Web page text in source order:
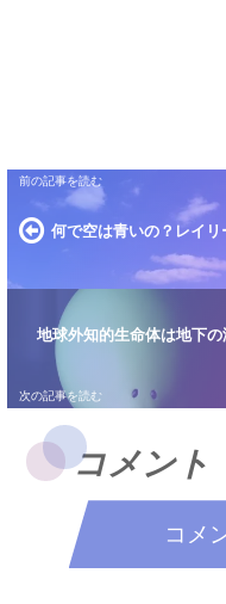
何で空は青いの？レイ
地球外知的生命体は地下
コメント
コメ